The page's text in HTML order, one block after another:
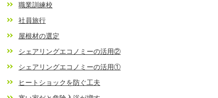
職業訓練校
社員旅行
屋根材の選定
シェアリングエコノミーの活用②
シェアリングエコノミーの活用①
ヒートショックを防ぐ工夫